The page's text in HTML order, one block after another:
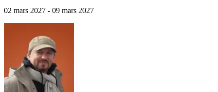
02 mars 2027 - 09 mars 2027